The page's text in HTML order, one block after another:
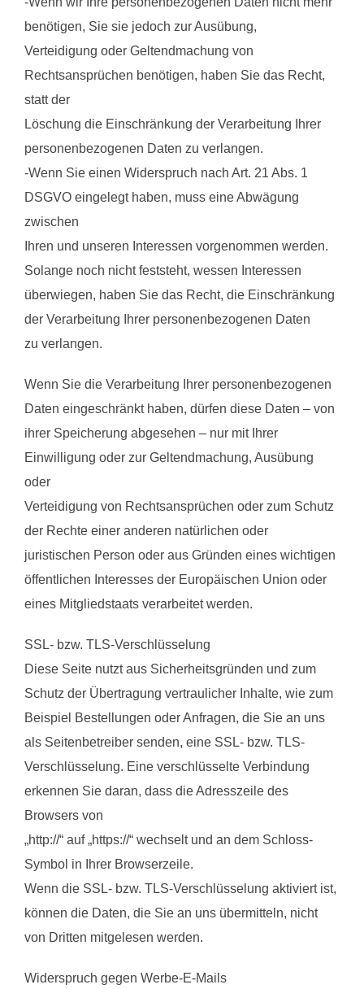
benötigen, Sie sie jedoch zur Ausübung,
Verteidigung oder Geltendmachung von
Rechtsansprüchen benötigen, haben Sie das Recht,
statt der
Löschung die Einschränkung der Verarbeitung Ihrer
personenbezogenen Daten zu verlangen.
-Wenn Sie einen Widerspruch nach Art. 21 Abs. 1
DSGVO eingelegt haben, muss eine Abwägung
zwischen
Ihren und unseren Interessen vorgenommen werden.
Solange noch nicht feststeht, wessen Interessen
überwiegen, haben Sie das Recht, die Einschränkung
der Verarbeitung Ihrer personenbezogenen Daten
zu verlangen.
Wenn Sie die Verarbeitung Ihrer personenbezogenen
Daten eingeschränkt haben, dürfen diese Daten – von
ihrer Speicherung abgesehen – nur mit Ihrer
Einwilligung oder zur Geltendmachung, Ausübung
oder
Verteidigung von Rechtsansprüchen oder zum Schutz
der Rechte einer anderen natürlichen oder
juristischen Person oder aus Gründen eines wichtigen
öffentlichen Interesses der Europäischen Union oder
eines Mitgliedstaats verarbeitet werden.
SSL- bzw. TLS-Verschlüsselung
Diese Seite nutzt aus Sicherheitsgründen und zum
Schutz der Übertragung vertraulicher Inhalte, wie zum
Beispiel Bestellungen oder Anfragen, die Sie an uns
als Seitenbetreiber senden, eine SSL- bzw. TLS-
Verschlüsselung. Eine verschlüsselte Verbindung
erkennen Sie daran, dass die Adresszeile des
Browsers von
„http://“ auf „https://“ wechselt und an dem Schloss-
Symbol in Ihrer Browserzeile.
Wenn die SSL- bzw. TLS-Verschlüsselung aktiviert ist,
können die Daten, die Sie an uns übermitteln, nicht
von Dritten mitgelesen werden.
Widerspruch gegen Werbe-E-Mails